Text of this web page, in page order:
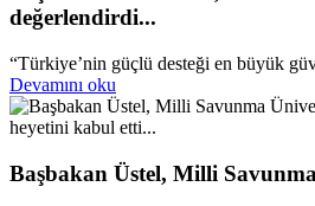
değerlendirdi...
“Türkiye’nin güçlü desteği en büyük
Devamını oku
Başbakan Üstel, Milli